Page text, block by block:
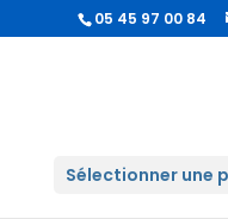
05 45 97 00 84
Sélectionner une